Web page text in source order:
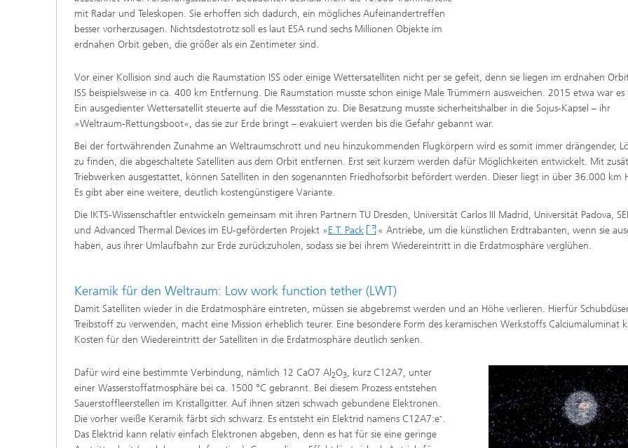
mit Radar und Teleskopen. Sie erhoffen sich dadurch, ein mögliches Aufeinandertreffen
besser vorherzusagen. Nichtsdestotrotz soll es laut ESA rund sechs Millionen Objekte im
erdnahen Orbit geben, die größer als ein Zentimeter sind.
Vor einer Kollision sind auch die Raumstation ISS oder einige Wettersatelliten nicht per se gefeit, denn sie liegen im erdnahen
ISS beispielsweise in ca. 400 km Entfernung. Die Raumstation musste schon einige Male Trümmern ausweichen. 2015 etwa war es
Ein ausgedienter Wettersatellit steuerte auf die Messstation zu. Die Besatzung musste sicherheitshalber in die Sojus-Kapsel – ihr
»Weltraum-Rettungsboot«, das sie zur Erde bringt – evakuiert werden bis die Gefahr gebannt war.
Bei der fortwährenden Zunahme an Weltraumschrott und neu hinzukommenden Flugkörpern wird es somit immer drängender,
zu finden, die abgeschaltete Satelliten aus dem Orbit entfernen. Erst seit kurzem werden dafür Möglichkeiten entwickelt. Mit
Triebwerken ausgestattet, können Satelliten in den sogenannten Friedhofsorbit befördert werden. Dieser liegt in über 36.000 km
Es gibt aber eine weitere, deutlich kostengünstigere Variante.
Die IKTS-Wissenschaftler entwickeln gemeinsam mit ihren Partnern TU Dresden, Universität Carlos III Madrid, Universität Padova,
und Advanced Thermal Devices im EU-geförderten Projekt »E.T. Pack
« Antriebe, um die künstlichen Erdtrabanten, wenn sie
haben, aus ihrer Umlaufbahn zur Erde zurückzuholen, sodass sie bei ihrem Wiedereintritt in die Erdatmosphäre verglühen.
Keramik für den Weltraum: Low work function tether (LWT)
Damit Satelliten wieder in die Erdatmosphäre eintreten, müssen sie abgebremst werden und an Höhe verlieren. Hierfür
Treibstoff zu verwenden, macht eine Mission erheblich teurer. Eine besondere Form des keramischen Werkstoffs Calciumaluminat
Kosten für den Wiedereintritt der Satelliten in die Erdatmosphäre deutlich senken.
Dafür wird eine bestimmte Verbindung, nämlich 12 CaO7 Al 2O3, kurz C12A7, unter
einer Wasserstoffatmosphäre bei ca. 1500 °C gebrannt. Bei diesem Prozess entstehen
Sauerstoffleerstellen im Kristallgitter. Auf ihnen sitzen schwach gebundene Elektronen.
Die vorher weiße Keramik färbt sich schwarz. Es entsteht ein Elektrid namens C12A7:e-.
Das Elektrid kann relativ einfach Elektronen abgeben, denn es hat für sie eine geringe